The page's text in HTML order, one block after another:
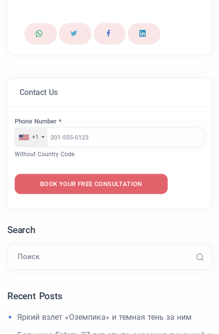
Contact Us
Phone Number *
+1
Without Country Code
BOOK YOUR FREE CONSULTATION
Search
Поиск
Recent Posts
Яркий взлет «Оземпика» и темная тень за ним